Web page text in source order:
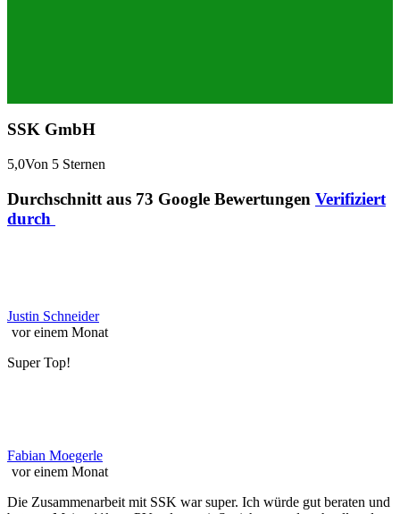
SSK GmbH
5,0Von 5 Sternen
Durchschnitt aus 73 Google Bewertungen Verifiziert
durch
Justin Schneider
vor einem Monat
Super Top!
Fabian Moegerle
vor einem Monat
Die Zusammenarbeit mit SSK war super. Ich würde gut beraten und